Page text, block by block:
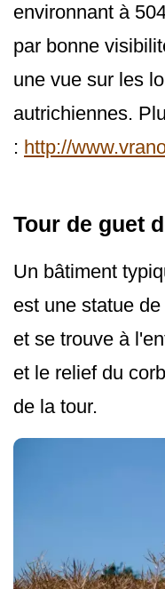
environnant à
par bonne
une vue sur les
autrichiennes.
: http://
Tour de guet
Un bâtiment
est une statue
et se trouve à
et le relief du
de la tour.